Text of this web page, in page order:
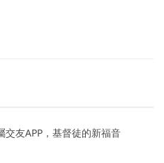
交友APP，基督徒的新福音